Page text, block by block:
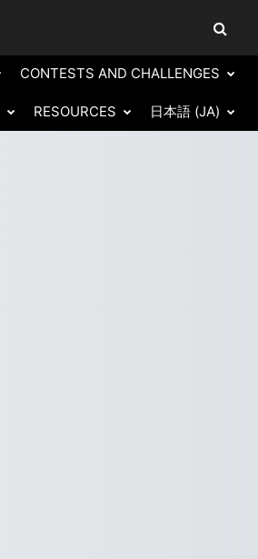
検索入
CONTESTS AND CHALLENGES
RESOURCES 日本語 ‎(JA)‎